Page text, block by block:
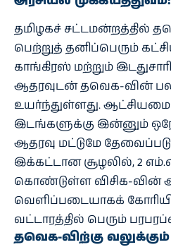
தமிழகச் சட்டமன்றத்தில்
பெற்றுத் தனிப்பெரும்
காங்கிரஸ் மற்றும்
ஆதரவுடன் தவெக-வின்
உயர்ந்துள்ளது.
இடங்களுக்கு இன்னும்
ஆதரவு மட்டுமே
இக்கட்டான சூழலில், 2
கொண்டுள்ள விசிக-வின்
வெளிப்படையாகக்
வட்டாரத்தில் பெரும்
தவெக-விற்கு